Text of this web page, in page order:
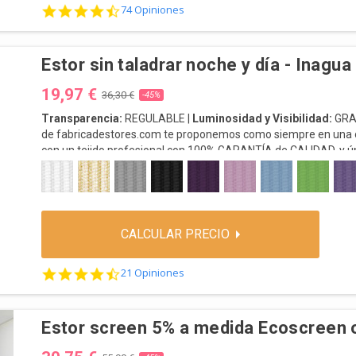
4.5 star rating
74 Opiniones
Estor sin taladrar noche y día - Inagua
19,97 € 36,30 € -45%
Transparencia: REGULABLE | Luminosidad y Visibilidad:
de fabricadestores.com te proponemos como siempre en
con un tejido profesional con 100% GARANTÍA de CALIDAD, y
Esta oferta es una oportunidad única que no debes
instalación y sencillo mantenimiento que repele las partículas
ENVÍO:3 - 5 Días
1 BLANCO-CREMA
2 CRUDO LINO
3 GRIS 8 PISTACHO
9
CALCULAR PRECIO
4.4 star rating
21 Opiniones
Estor screen 5% a medida Ecoscreen